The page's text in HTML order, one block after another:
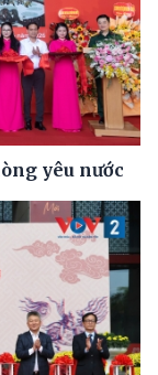
yêu nước